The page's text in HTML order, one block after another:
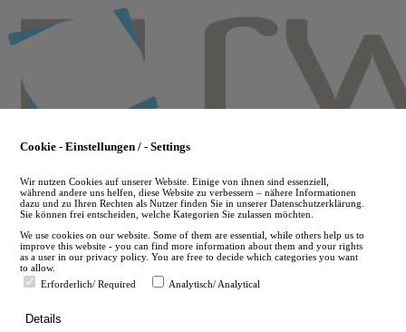
to
main
en
Cookie - Einstellungen / - Settings
Wir nutzen Cookies auf unserer Website. Einige von ihnen sind essenziell,
während andere uns helfen, diese Website zu verbessern – nähere Informationen
dazu und zu Ihren Rechten als Nutzer finden Sie in unserer Datenschutzerklärung.
Sie können frei entscheiden, welche Kategorien Sie zulassen möchten.
We use cookies on our website. Some of them are essential, while others help us to
improve this website - you can find more information about them and your rights
as a user in our privacy policy. You are free to decide which categories you want
to allow.
Erforderlich/ Required
Analytisch/ Analytical
Details